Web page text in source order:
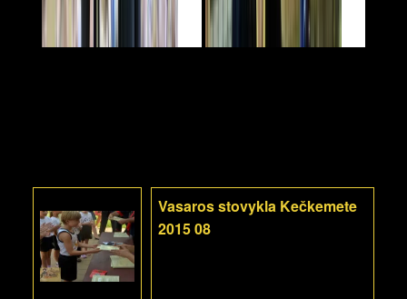
Vasaros stovykla Kečkemete
2015 08